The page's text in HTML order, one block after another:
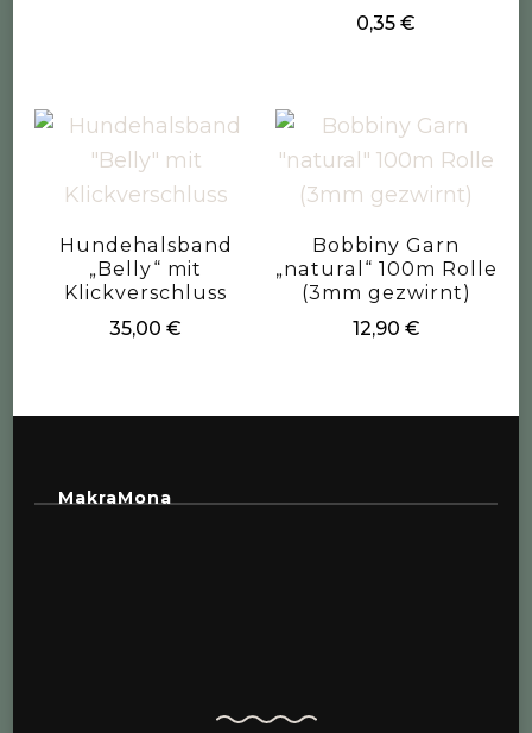
0,35€
Hundehalsband
„Belly“ mit
Klickverschluss
35,00€
Bobbiny Garn
„natural“ 100m Rolle
(3mm gezwirnt)
12,90 €
MakraMona